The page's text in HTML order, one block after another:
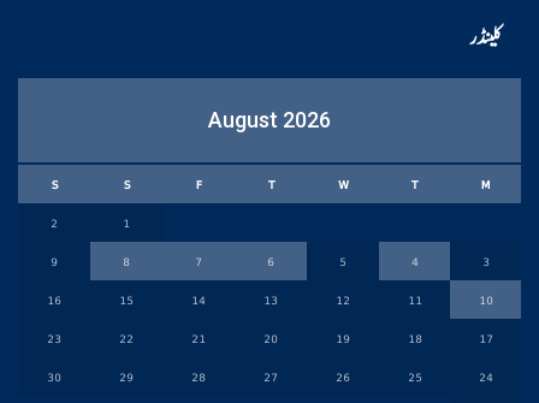
کلینڈر
August 2026
M
T
W
T
F
S
S
1
2
3
4
5
6
7
8
9
10
11
12
13
14
15
16
17
18
19
20
21
22
23
24
25
26
27
28
29
30